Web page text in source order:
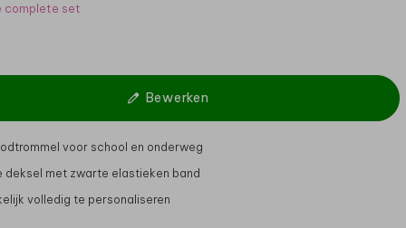
complete set
Bewerken
voor school en onderweg
deksel met zwarte elastieken band
volledig te personaliseren